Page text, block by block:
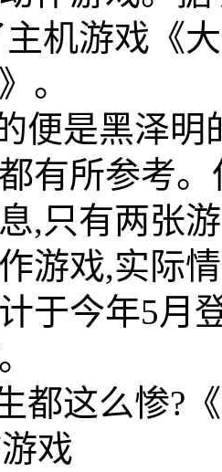
主机游戏《
。
便是黑泽
有所参考
,只有两张
游戏,实际
于今年5月
都这么惨?
戏